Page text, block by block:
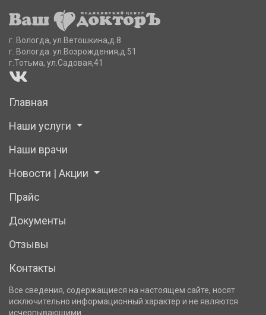
г. Вологда, ул.Ветошкина,д.8
г. Вологда. ул.Возрождения,д.51
г.Тотьма, ул.Садовая,41
Главная
Наши услуги
Наши врачи
Новости | Акции
Прайс
Документы
Отзывы
Контакты
Все сведения, содержащиеся на настоящем сайте, носят
исключительно информационный характер и не являются
исчерпывающими.